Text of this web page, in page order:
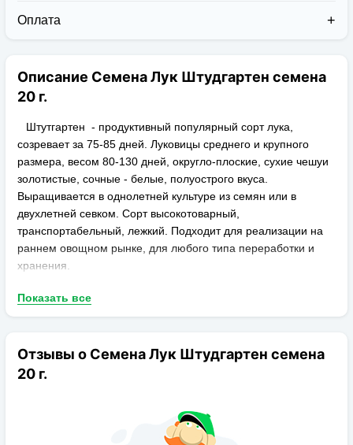
курьерскими службами:
транспортировки вплоть до 14 дней (с учётом
хранения на складе).
Оплата
На карту приват банка перед отправкой;
По выставленному счёту (реквизитам
Описание Семена Лук Штудгартен семена
20 г.
Штутгартен - продуктивный популярный сорт лука,
созревает за 75-85 дней. Луковицы среднего и крупного
размера, весом 80-130 дней, округло-плоские, сухие чешуи
золотистые, сочные - белые, полуострого вкуса.
Выращивается в однолетней культуре из семян или в
двухлетней севком. Сорт высокотоварный,
транспортабельный, лежкий. Подходит для реализации на
раннем овощном рынке, для любого типа переработки и
хранения.
Показать все
Отзывы о Семена Лук Штудгартен семена
20 г.